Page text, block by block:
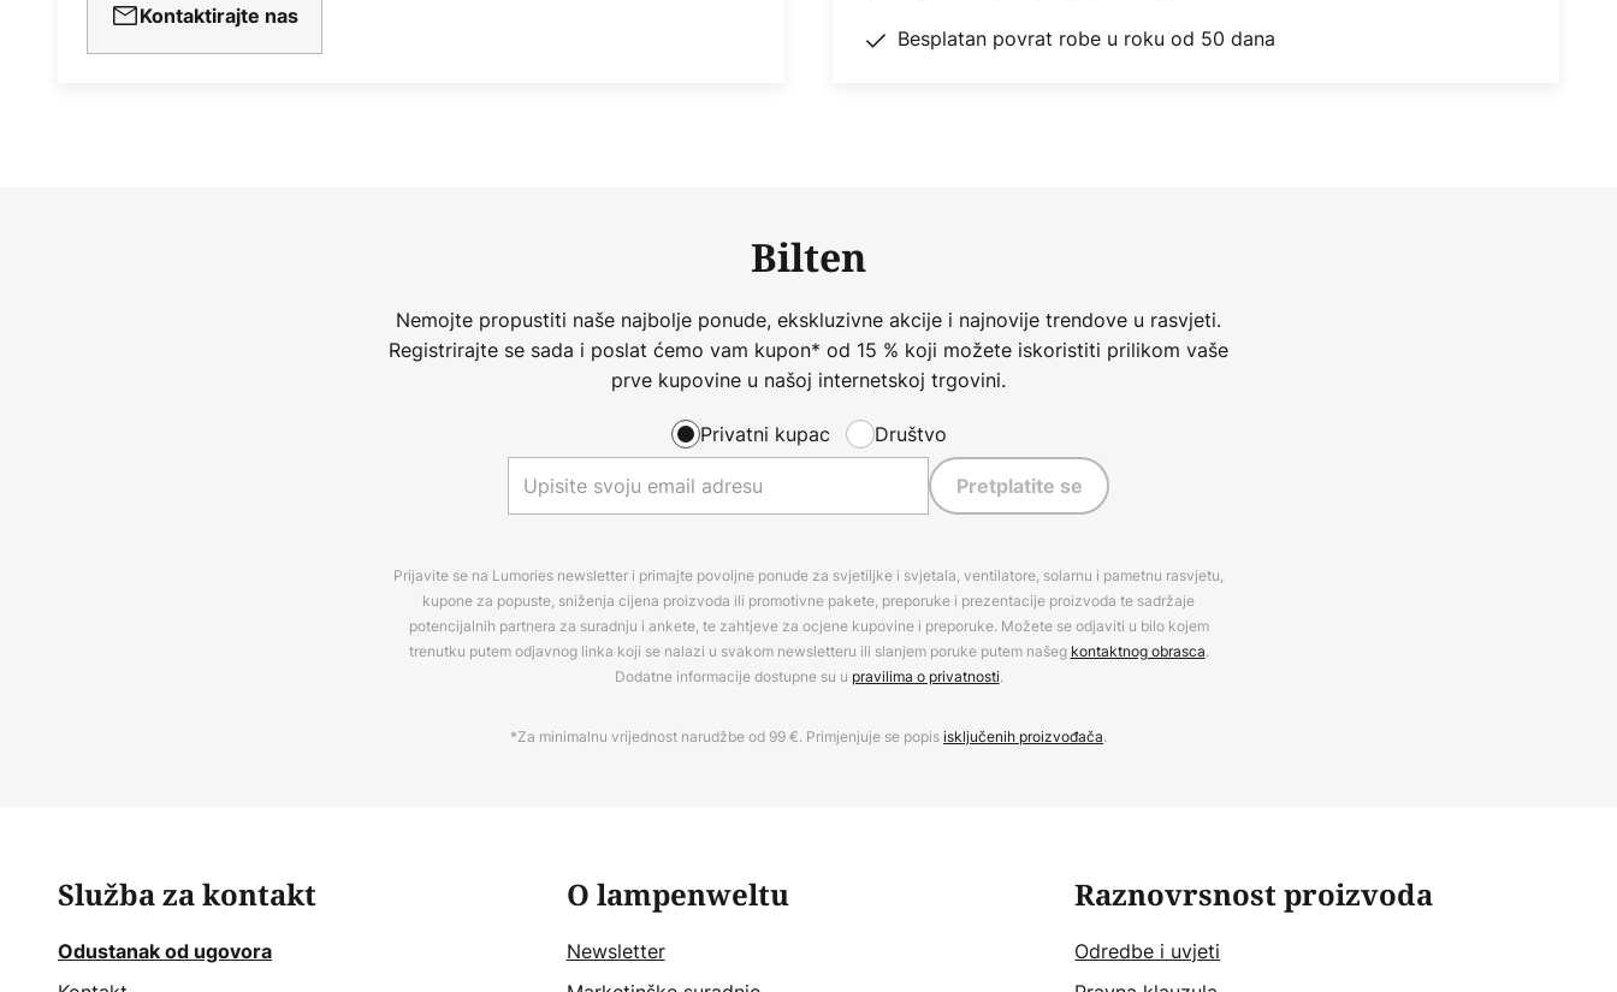
Kontaktirajte nas
Besplatan povrat robe u roku od 50 dana
Bilten
Nemojte propustiti naše najbolje ponude, ekskluzivne akcije i najnovije trendove u rasvjeti.
Registrirajte se sada i poslat ćemo vam kupon* od 15 % koji možete iskoristiti prilikom vaše
prve kupovine u našoj internetskoj trgovini.
Privatni kupac Društvo
Pretplatite se
Prijavite se na Lumories newsletter i primajte povoljne ponude za svjetiljke i svjetala, ventilatore, solarnu i pametnu rasvjetu,
kupone za popuste, sniženja cijena proizvoda ili promotivne pakete, preporuke i prezentacije proizvoda te sadržaje
potencijalnih partnera za suradnju i ankete, te zahtjeve za ocjene kupovine i preporuke. Možete se odjaviti u bilo kojem
trenutku putem odjavnog linka koji se nalazi u svakom newsletteru ili slanjem poruke putem našeg kontaktnog obrasca.
Dodatne informacije dostupne su u pravilima o privatnosti.
*Za minimalnu vrijednost narudžbe od 99 €. Primjenjuje se popisisključenih proizvođača.
Služba za kontakt
Odustanak od ugovora
O lampenweltu
Newsletter
Raznovrsnost proizvoda
Odredbe i uvjeti